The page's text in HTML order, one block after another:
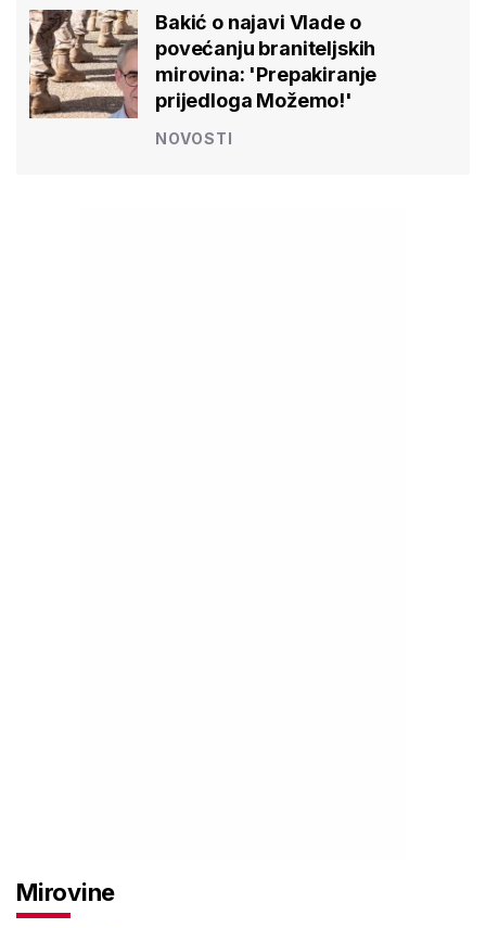
Bakić o najavi Vlade o
povećanju braniteljskih
mirovina: 'Prepakiranje
prijedloga Možemo!'
NOVOSTI
Mirovine